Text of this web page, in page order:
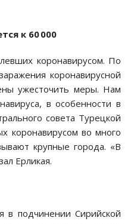
к 60 000
коронавирусом. По
коронавирусной
ужесточить меры. Нам
в особенности в
совета Турецкой
коронавирусом во много
крупные города. «В
Ерликая.
в подчинении Сирийской